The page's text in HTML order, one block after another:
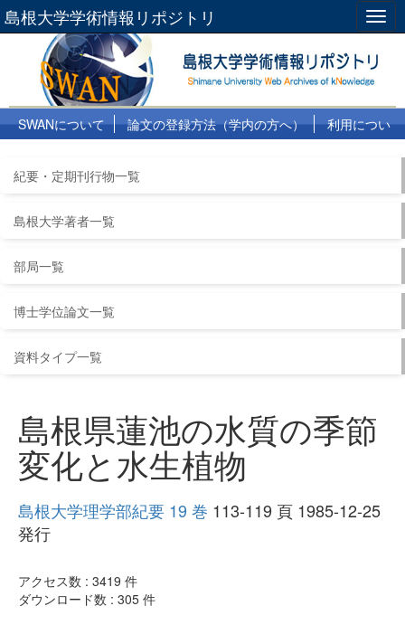
島根大学学術情報リポジトリ
SWANについて 論文の登録方法（学内の方へ）
利用につい
紀要・定期刊行物一覧
島根大学著者一覧
部局一覧
博士学位論文一覧
資料タイプ一覧
島根県蓮池の水質の季節
変化と水生植物
島根大学理学部紀要 19 巻 113-119 頁 1985-12-25
発行
アクセス数 : 3419 件
ダウンロード数 : 305 件